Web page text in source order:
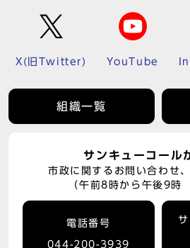
X(旧Twitter) YouTube
組織一覧
サンキューコール
市政に関するお問い合わせ
（午前8時から午後9時
電話番号
044-200-3939